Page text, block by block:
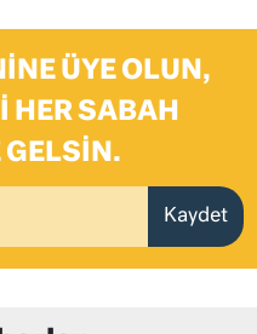
ÜYE OLUN,
HER SABAH
Kaydet